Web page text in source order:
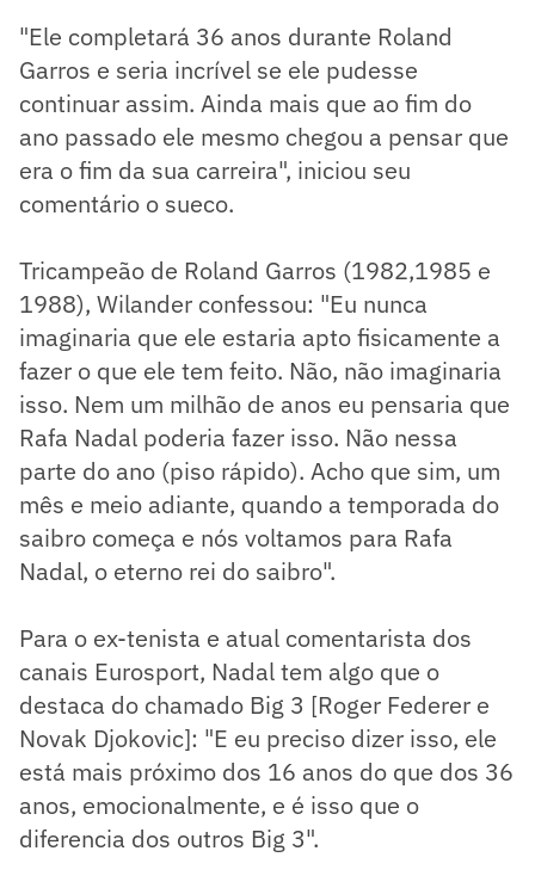
"Ele completará 36 anos durante Roland
Garros e seria incrível se ele pudesse
continuar assim. Ainda mais que ao fim do
ano passado ele mesmo chegou a pensar que
era o fim da sua carreira", iniciou seu
comentário o sueco.
Tricampeão de Roland Garros (1982,1985 e
1988), Wilander confessou: "Eu nunca
imaginaria que ele estaria apto fisicamente a
fazer o que ele tem feito. Não, não imaginaria
isso. Nem um milhão de anos eu pensaria que
Rafa Nadal poderia fazer isso. Não nessa
parte do ano (piso rápido). Acho que sim, um
mês e meio adiante, quando a temporada do
saibro começa e nós voltamos para Rafa
Nadal, o eterno rei do saibro".
Para o ex-tenista e atual comentarista dos
canais Eurosport, Nadal tem algo que o
destaca do chamado Big 3 [Roger Federer e
Novak Djokovic]: "E eu preciso dizer isso, ele
está mais próximo dos 16 anos do que dos 36
anos, emocionalmente, e é isso que o
diferencia dos outros Big 3".